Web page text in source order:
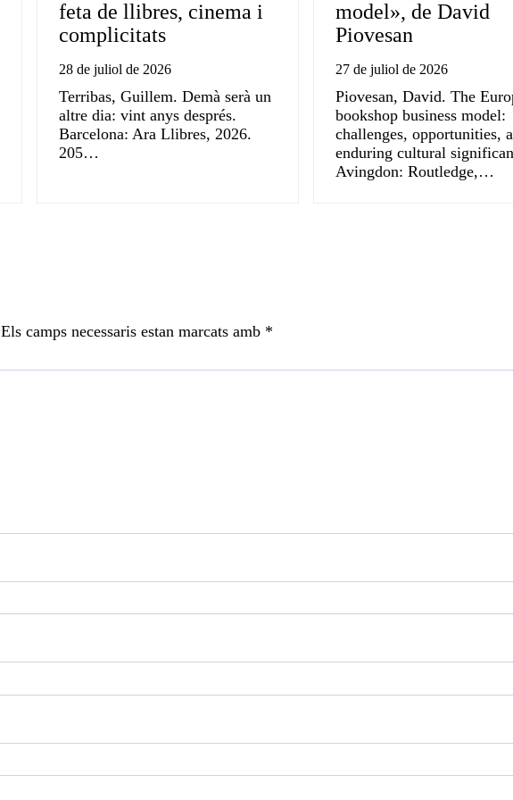
feta de llibres, cinema i
complicitats
28 de juliol de 2026
Terribas, Guillem. Demà serà un
altre dia: vint anys després.
Barcelona: Ara Llibres, 2026.
205…
model», de David
Piovesan
27 de juliol de 2026
Piovesan, David. The
bookshop business model:
challenges, opportunities,
enduring cultural
Avingdon: Routledge,…
Els camps necessaris estan marcats amb *